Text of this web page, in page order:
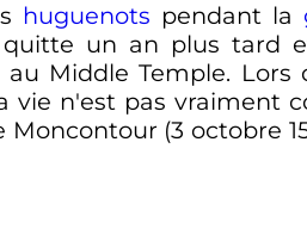
huguenots pendant la
un an plus tard
Middle Temple. Lors
vie n'est pas vraiment
Moncontour (3 octobre